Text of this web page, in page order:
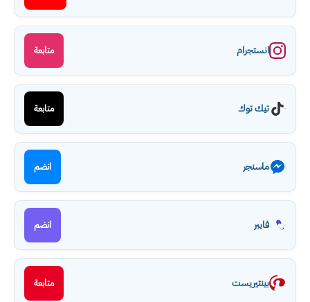
انستجرام متابعة
تيك توك متابعة
ماسنجر انضم
فايبر انضم
بينتيريست متابعة